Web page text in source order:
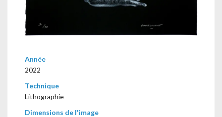
Année
2022
Technique
Lithographie
Dimensions de l'image